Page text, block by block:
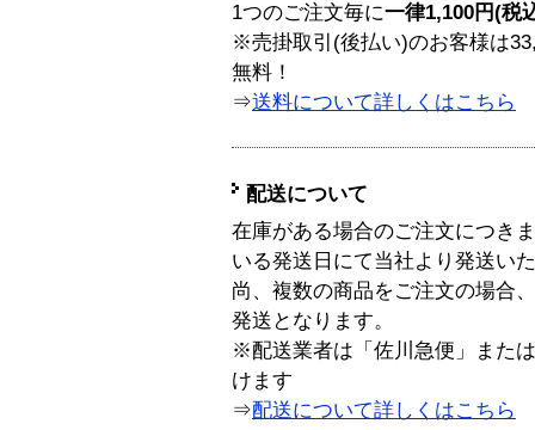
1つのご注文毎に一律1,100円(税
※売掛取引(後払い)のお客様は
無料！
⇒送料について詳しくはこちら
配送について
在庫がある場合のご注文につき
いる発送日にて当社より発送い
尚、複数の商品をご注文の場合
発送となります。
※配送業者は「佐川急便」また
けます
⇒配送について詳しくはこちら